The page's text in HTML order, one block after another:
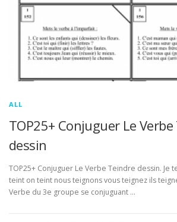
ALL
TOP25+ Conjuguer Le
dessin
TOP25+ Conjuguer Le Verbe Teindre dessin. Je
teint on teint nous teignons vous teignez ils
Verbe du 3e groupe se conjuguant …